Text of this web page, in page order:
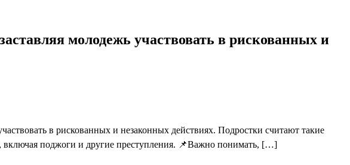
молодежь участвовать в рискованных и
в рискованных и незаконных действиях. Подростки считают такие
включая поджоги и другие преступления. 📌Важно понимать, […]